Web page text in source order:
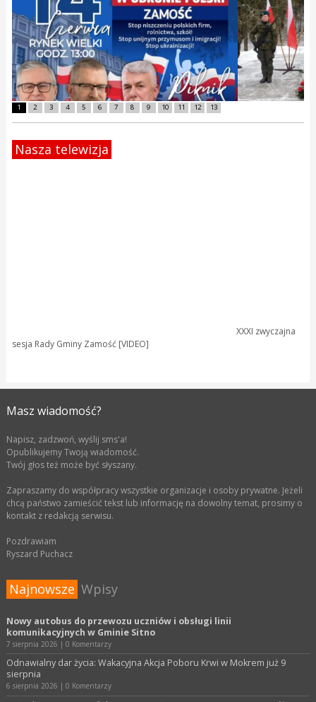
1 2 3 4 5 6 7 8 9 10 11 12 13
Nasza telewizja
XXXI zwyczajna
sesja Rady Gminy Zamość [VIDEO]
Masz wiadomość?
Napisz, zadzwoń, wyślij sms'a!
Opublikujemy Twoją wiadomość.
Twój głos też może być słyszany.
Zapraszamy do współpracy wszystkie organizacje i osoby prywatne. Jeżeli
chcą państwo zamieścić tekst lub informację na dowolny temat, prosimy o
kontakt z redakcją serwisu.
Pozdrawiam
Ryszard Puchacz
Najnowsze Wpisy
Nowy autobus do przewozu uczniów i obsługi linii
komunikacyjnych w Gminie Sitno
7 sierpnia 2026 | 0 Komentarzy
Odnawialny dar życia: Wakacyjna Akcja Poboru Krwi w Mokrem już 9
sierpnia
6 sierpnia 2026 | 0 Komentarzy